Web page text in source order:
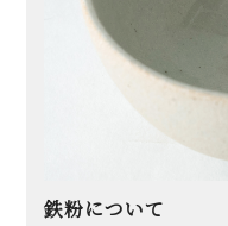
鉄粉について